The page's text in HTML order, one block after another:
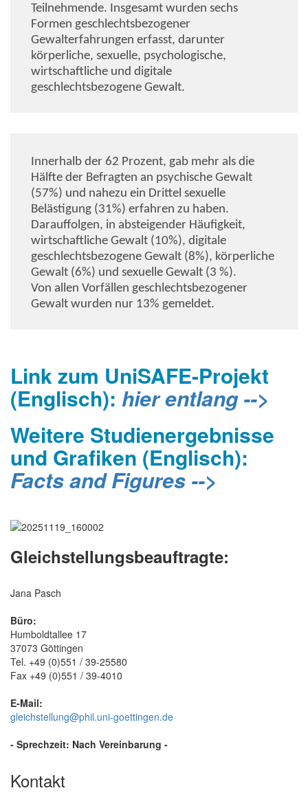
Teilnehmende. Insgesamt wurden sechs
Formen geschlechtsbezogener
Gewalterfahrungen erfasst, darunter
körperliche, sexuelle, psychologische,
wirtschaftliche und digitale
geschlechtsbezogene Gewalt.
Innerhalb der 62 Prozent, gab mehr als die
Hälfte der Befragten an psychische Gewalt
(57%) und nahezu ein Drittel sexuelle
Belästigung (31%) erfahren zu haben.
Darauffolgen, in absteigender Häufigkeit,
wirtschaftliche Gewalt (10%), digitale
geschlechtsbezogene Gewalt (8%), körperliche
Gewalt (6%) und sexuelle Gewalt (3 %).
Von allen Vorfällen geschlechtsbezogener
Gewalt wurden nur 13% gemeldet.
Link zum UniSAFE-Projekt
(Englisch): hier entlang -->
Weitere Studienergebnisse
und Grafiken (Englisch):
Facts and Figures -->
Gleichstellungsbeauftragte:
Jana Pasch
Büro:
Humboldtallee 17
37073 Göttingen
Tel. +49 (0)551 / 39-25580
Fax +49 (0)551 / 39-4010
E-Mail:
gleichstellung@phil.uni-goettingen.de
- Sprechzeit: Nach Vereinbarung -
Kontakt